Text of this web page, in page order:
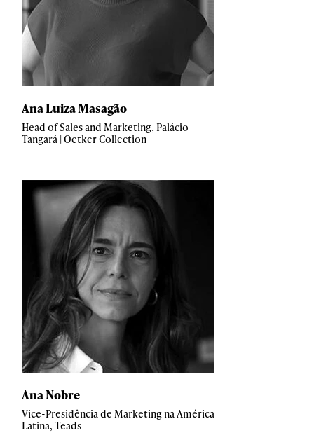
Ana Luiza Masagão
Head of Sales and Marketing, Palácio
Tangará | Oetker Collection
Ana Nobre
Vice-Presidência de Marketing na América
Latina, Teads